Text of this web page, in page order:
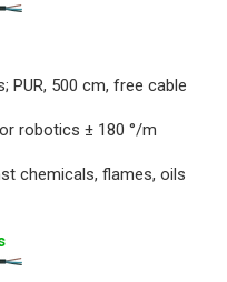
PUR, 500 cm, free cable
robotics ± 180 °/m
chemicals, flames, oils